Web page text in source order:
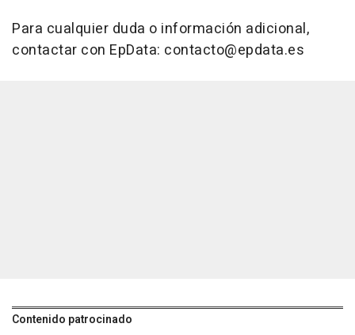
Para cualquier duda o información adicional,
contactar con EpData: contacto@epdata.es
Contenido patrocinado